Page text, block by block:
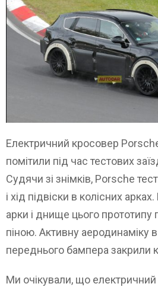
Електричний кросовер
помітили під час тестових
Судячи зі знімків, Porsche
і хід підвіски в колісних
арки і днище цього прототипу
піною. Активну аеродинаміку
переднього бампера
Ми очікували, що